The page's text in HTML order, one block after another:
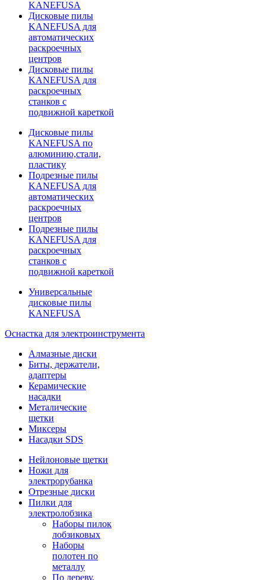
KANEFUSA
Дисковые пилы
KANEFUSA для
автоматических
раскроечных
центров
Дисковые пилы
KANEFUSA для
раскроечных
станков с
подвижной кареткой
Дисковые пилы
KANEFUSA по
алюминию,стали,
пластику
Подрезные пилы
KANEFUSA для
автоматических
раскроечных
центров
Подрезные пилы
KANEFUSA для
раскроечных
станков с
подвижной кареткой
Универсальные
дисковые пилы
KANEFUSA
Оснастка для электроинструмента
Алмазные диски
Биты, держатели,
адаптеры
Керамические
насадки
Металические
щетки
Миксеры
Насадки SDS
Нейлоновые щетки
Ножи для
электрорубанка
Отрезные диски
Пилки для
электролобзика
Наборы пилок
лобзиковых
Наборы
полотен по
металлу
По дереву,